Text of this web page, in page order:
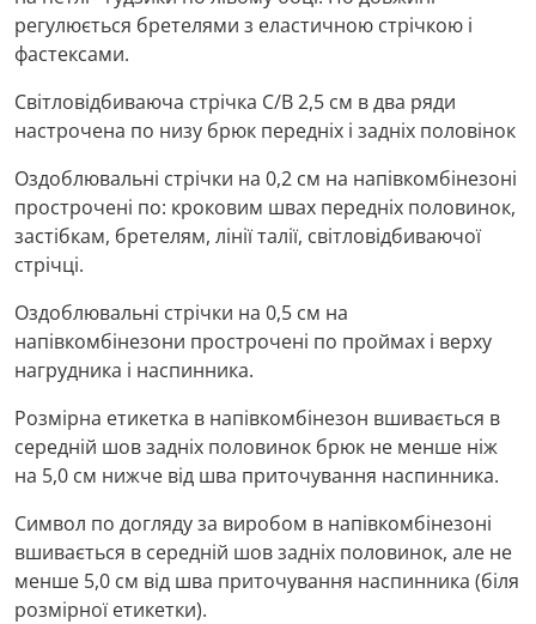
регулюється бретелями з еластичною стрічкою і
фастексами.
Світловідбиваюча стрічка С/В 2,5 см в два ряди
настрочена по низу брюк передніх і задніх половінок
Оздоблювальні стрічки на 0,2 см на напівкомбінезоні
прострочені по: кроковим швах передніх половинок,
застібкам, бретелям, лінії талії, світловідбиваючої
стрічці.
Оздоблювальні стрічки на 0,5 см на
напівкомбінезони прострочені по проймах і верху
нагрудника і наспинника.
Розмірна етикетка в напівкомбінезон вшивається в
середній шов задніх половинок брюк не менше ніж
на 5,0 см нижче від шва приточування наспинника.
Символ по догляду за виробом в напівкомбінезоні
вшивається в середній шов задніх половинок, але не
менше 5,0 см від шва приточування наспинника (біля
розмірної етикетки).